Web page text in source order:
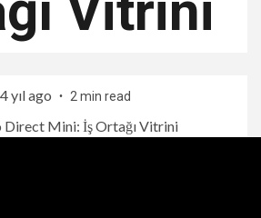
4 yıl ago 2 min read